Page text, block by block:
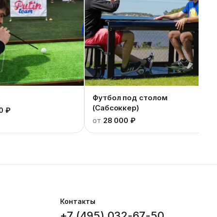
₽
Футбол под столом
(Сабсоккер)
от 28 000 ₽
Контакты